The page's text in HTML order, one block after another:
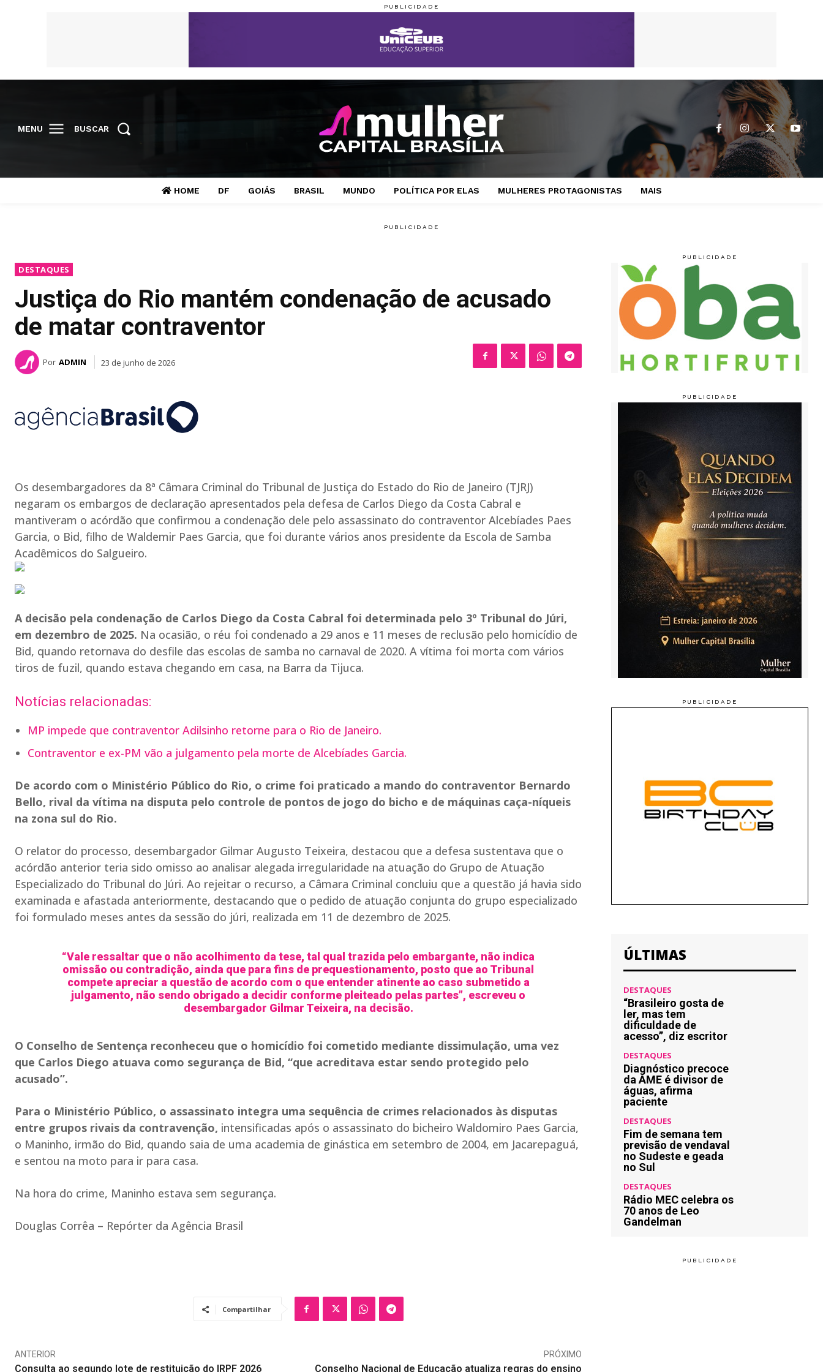
MENU BUSCAR
HOME DF GOIÁS BRASIL MUNDO POLÍTICA POR ELAS MULHERES PROTAGONISTAS MAIS
DESTAQUES
Justiça do Rio mantém condenação de acusado
de matar contraventor
Por ADMIN 23 de junho de 2026
Os desembargadores da 8ª Câmara Criminal do Tribunal de Justiça do Estado do Rio de Janeiro (TJRJ)
negaram os embargos de declaração apresentados pela defesa de Carlos Diego da Costa Cabral e
mantiveram o acórdão que confirmou a condenação dele pelo assassinato do contraventor Alcebíades Paes
Garcia, o Bid, filho de Waldemir Paes Garcia, que foi durante vários anos presidente da Escola de Samba
Acadêmicos do Salgueiro.
A decisão pela condenação de Carlos Diego da Costa Cabral foi determinada pelo 3º Tribunal do Júri,
em dezembro de 2025. Na ocasião, o réu foi condenado a 29 anos e 11 meses de reclusão pelo homicídio de
Bid, quando retornava do desfile das escolas de samba no carnaval de 2020. A vítima foi morta com vários
tiros de fuzil, quando estava chegando em casa, na Barra da Tijuca.
Notícias relacionadas:
MP impede que contraventor Adilsinho retorne para o Rio de Janeiro.
Contraventor e ex-PM vão a julgamento pela morte de Alcebíades Garcia.
De acordo com o Ministério Público do Rio, o crime foi praticado a mando do contraventor Bernardo
Bello, rival da vítima na disputa pelo controle de pontos de jogo do bicho e de máquinas caça-níqueis
na zona sul do Rio.
O relator do processo, desembargador Gilmar Augusto Teixeira, destacou que a defesa sustentava que o
acórdão anterior teria sido omisso ao analisar alegada irregularidade na atuação do Grupo de Atuação
Especializado do Tribunal do Júri. Ao rejeitar o recurso, a Câmara Criminal concluiu que a questão já havia sido
examinada e afastada anteriormente, destacando que o pedido de atuação conjunta do grupo especializado
foi formulado meses antes da sessão do júri, realizada em 11 de dezembro de 2025.
“Vale ressaltar que o não acolhimento da tese, tal qual trazida pelo embargante, não indica
omissão ou contradição, ainda que para fins de prequestionamento, posto que ao Tribunal
compete apreciar a questão de acordo com o que entender atinente ao caso submetido a
julgamento, não sendo obrigado a decidir conforme pleiteado pelas partes”, escreveu o
desembargador Gilmar Teixeira, na decisão.
O Conselho de Sentença reconheceu que o homicídio foi cometido mediante dissimulação, uma vez
que Carlos Diego atuava como segurança de Bid, “que acreditava estar sendo protegido pelo
acusado”.
Para o Ministério Público, o assassinato integra uma sequência de crimes relacionados às disputas
entre grupos rivais da contravenção, intensificadas após o assassinato do bicheiro Waldomiro Paes Garcia,
o Maninho, irmão do Bid, quando saia de uma academia de ginástica em setembro de 2004, em Jacarepaguá,
e sentou na moto para ir para casa.
Na hora do crime, Maninho estava sem segurança.
Douglas Corrêa – Repórter da Agência Brasil
Compartilhar
ANTERIOR
Consulta ao segundo lote de restituição do IRPF 2026
PRÓXIMO
Conselho Nacional de Educação atualiza regras do ensino
ÚLTIMAS
DESTAQUES
“Brasileiro gosta de
ler, mas tem
dificuldade de
acesso”, diz escritor
DESTAQUES
Diagnóstico precoce
da AME é divisor de
águas, afirma
paciente
DESTAQUES
Fim de semana tem
previsão de vendaval
no Sudeste e geada
no Sul
DESTAQUES
Rádio MEC celebra os
70 anos de Leo
Gandelman